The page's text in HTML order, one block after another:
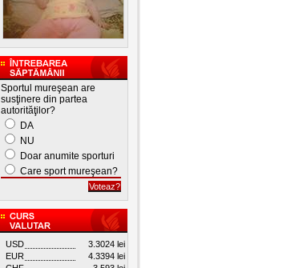
Sportul mureşean are
susţinere din partea
autorităţilor?
DA
NU
Doar anumite sporturi
Care sport mureşean?
USD
3.3024 lei
EUR
4.3394 lei